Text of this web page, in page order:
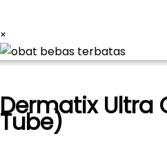
×
Dermatix Ultra
Tube)